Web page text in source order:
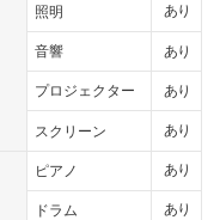
照明 あり
音響 あり
プロジェクター あり
スクリーン あり
ピアノ あり
ドラム あり